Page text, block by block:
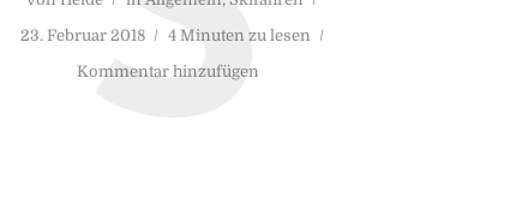
23. Februar 2018
4 Minuten zu lesen
Kommentar hinzufügen